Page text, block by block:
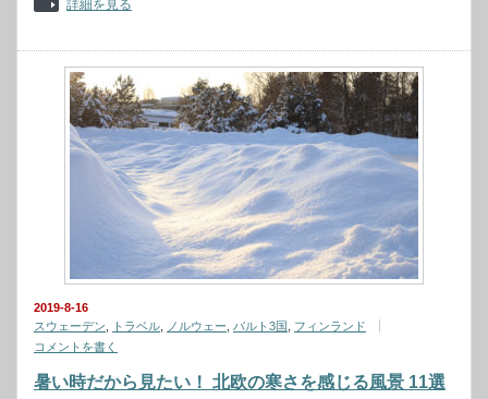
詳細を見る
2019-8-16
スウェーデン
トラベル ノルウェー バルト3国
フィンランド
コメントを書く
暑い時だから見たい！ 北欧の寒さを感じる風景 11選